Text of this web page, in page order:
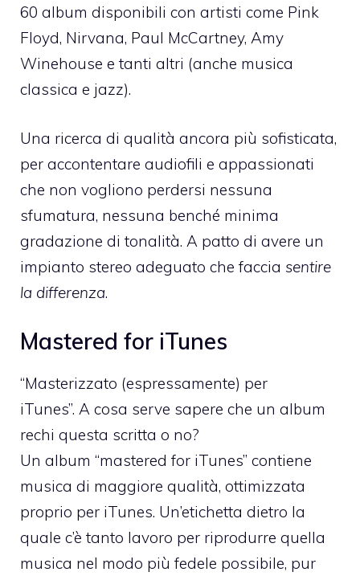
60 album disponibili con artisti come Pink
Floyd, Nirvana, Paul McCartney, Amy
Winehouse e tanti altri (anche musica
classica e jazz).
Una ricerca di qualità ancora più sofisticata,
per accontentare audiofili e appassionati
che non vogliono perdersi nessuna
sfumatura, nessuna benché minima
gradazione di tonalità. A patto di avere un
impianto stereo adeguato che faccia sentire
la differenza.
Mastered for iTunes
“Masterizzato (espressamente) per
iTunes”. A cosa serve sapere che un album
rechi questa scritta o no?
Un album “mastered for iTunes” contiene
musica di maggiore qualità, ottimizzata
proprio per iTunes. Un’etichetta dietro la
quale c’è tanto lavoro per riprodurre quella
musica nel modo più fedele possibile, pur